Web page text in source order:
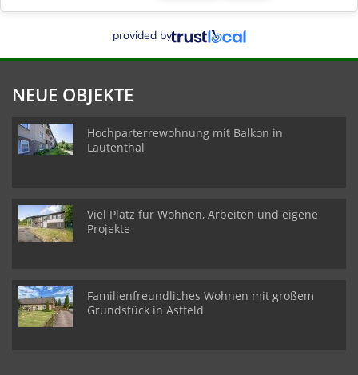
provided by
NEUE OBJEKTE
Hochparterrewohnung mit Balkon in
Lautenthal
Viel Platz für Wohnen, Arbeiten und eigene
Projekte
Familienfreundliches Wohnen mit großem
Grundstück in Astfeld